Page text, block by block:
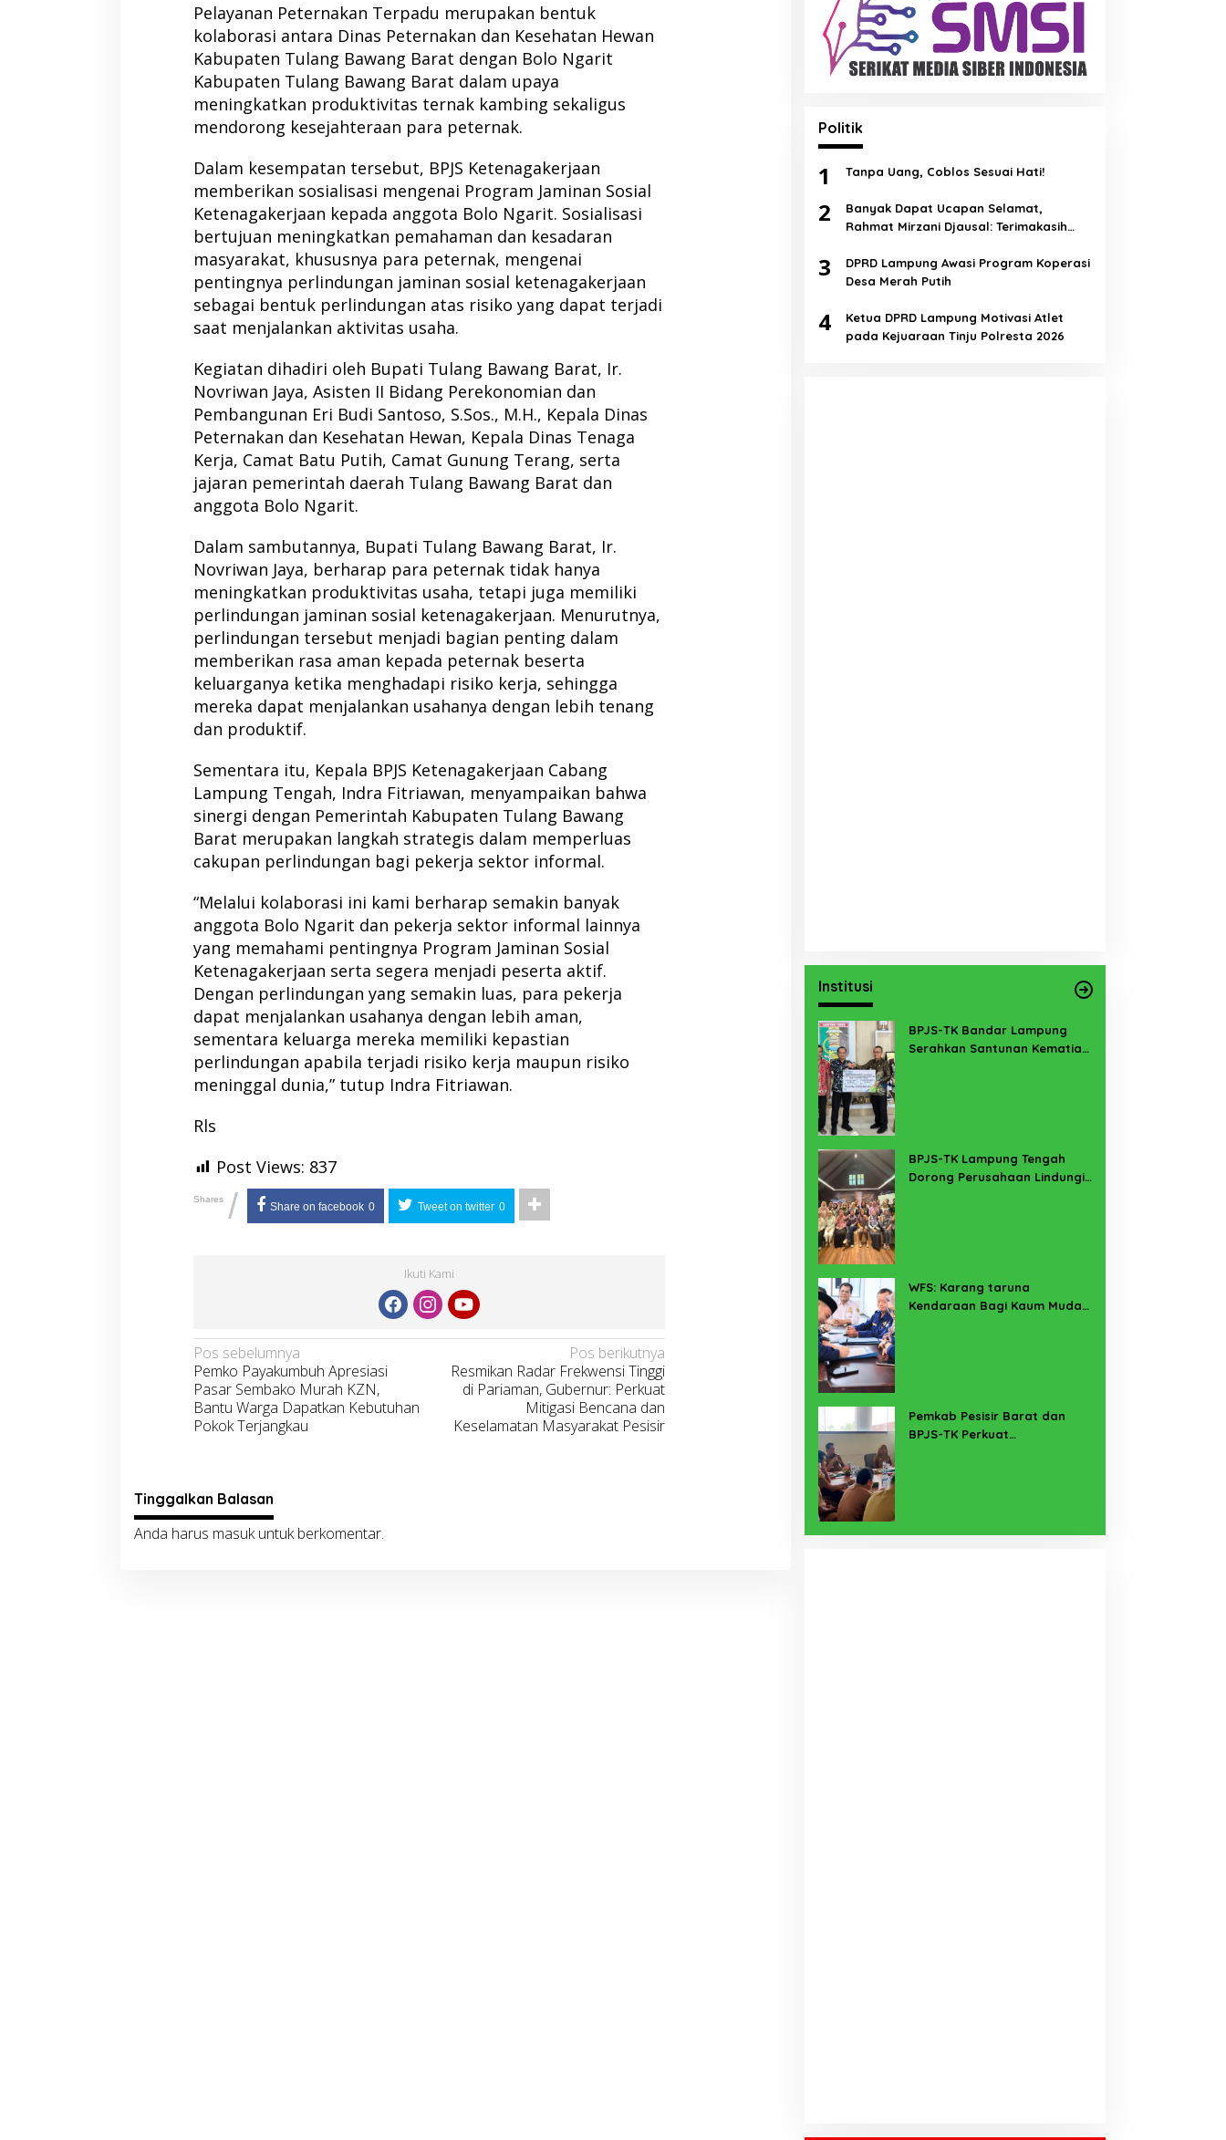
Pelayanan Peternakan Terpadu merupakan bentuk
kolaborasi antara Dinas Peternakan dan Kesehatan Hewan
Kabupaten Tulang Bawang Barat dengan Bolo Ngarit
Kabupaten Tulang Bawang Barat dalam upaya
meningkatkan produktivitas ternak kambing sekaligus
mendorong kesejahteraan para peternak.
Dalam kesempatan tersebut, BPJS Ketenagakerjaan
memberikan sosialisasi mengenai Program Jaminan Sosial
Ketenagakerjaan kepada anggota Bolo Ngarit. Sosialisasi
bertujuan meningkatkan pemahaman dan kesadaran
masyarakat, khususnya para peternak, mengenai
pentingnya perlindungan jaminan sosial ketenagakerjaan
sebagai bentuk perlindungan atas risiko yang dapat terjadi
saat menjalankan aktivitas usaha.
Kegiatan dihadiri oleh Bupati Tulang Bawang Barat, Ir.
Novriwan Jaya, Asisten II Bidang Perekonomian dan
Pembangunan Eri Budi Santoso, S.Sos., M.H., Kepala Dinas
Peternakan dan Kesehatan Hewan, Kepala Dinas Tenaga
Kerja, Camat Batu Putih, Camat Gunung Terang, serta
jajaran pemerintah daerah Tulang Bawang Barat dan
anggota Bolo Ngarit.
Dalam sambutannya, Bupati Tulang Bawang Barat, Ir.
Novriwan Jaya, berharap para peternak tidak hanya
meningkatkan produktivitas usaha, tetapi juga memiliki
perlindungan jaminan sosial ketenagakerjaan. Menurutnya,
perlindungan tersebut menjadi bagian penting dalam
memberikan rasa aman kepada peternak beserta
keluarganya ketika menghadapi risiko kerja, sehingga
mereka dapat menjalankan usahanya dengan lebih tenang
dan produktif.
Sementara itu, Kepala BPJS Ketenagakerjaan Cabang
Lampung Tengah, Indra Fitriawan, menyampaikan bahwa
sinergi dengan Pemerintah Kabupaten Tulang Bawang
Barat merupakan langkah strategis dalam memperluas
cakupan perlindungan bagi pekerja sektor informal.
“Melalui kolaborasi ini kami berharap semakin banyak
anggota Bolo Ngarit dan pekerja sektor informal lainnya
yang memahami pentingnya Program Jaminan Sosial
Ketenagakerjaan serta segera menjadi peserta aktif.
Dengan perlindungan yang semakin luas, para pekerja
dapat menjalankan usahanya dengan lebih aman,
sementara keluarga mereka memiliki kepastian
perlindungan apabila terjadi risiko kerja maupun risiko
meninggal dunia,” tutup Indra Fitriawan.
Rls
Post Views: 837
Shares / Share on facebook 0 Tweet on twitter 0
Ikuti Kami
Navigasi
pos
Pos sebelumnya
Pemko Payakumbuh Apresiasi
Pasar Sembako Murah KZN,
Bantu Warga Dapatkan Kebutuhan
Pokok Terjangkau
Pos berikutnya
Resmikan Radar Frekwensi Tinggi
di Pariaman, Gubernur: Perkuat
Mitigasi Bencana dan
Keselamatan Masyarakat Pesisir
Tinggalkan Balasan
Anda harus masukuntuk berkomentar.
Politik
1 Tanpa Uang, Coblos Sesuai Hati!
2
Banyak Dapat Ucapan Selamat,
Rahmat Mirzani Djausal: Terimakasih
3
DPRD Lampung Awasi Program Koperasi
Desa Merah Putih
4
Ketua DPRD Lampung Motivasi Atlet
pada Kejuaraan Tinju Polresta 2026
Institusi
BPJS-TK Bandar Lampung
Serahkan Santunan Kematian
BPJS-TK Lampung Tengah
Dorong Perusahaan Lindungi
WFS: Karang taruna
Kendaraan Bagi Kaum Muda
Pemkab Pesisir Barat dan
BPJS-TK Perkuat